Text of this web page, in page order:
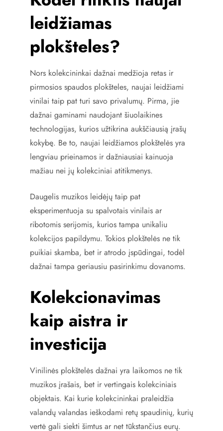
leidžiamas
plokšteles?
Nors kolekcininkai dažnai medžioja retas ir
pirmosios spaudos plokšteles, naujai leidžiami
vinilai taip pat turi savo privalumų. Pirma, jie
dažnai gaminami naudojant šiuolaikines
technologijas, kurios užtikrina aukščiausią įrašų
kokybę. Be to, naujai leidžiamos plokštelės yra
lengviau prieinamos ir dažniausiai kainuoja
mažiau nei jų kolekciniai atitikmenys.
Daugelis muzikos leidėjų taip pat
eksperimentuoja su spalvotais vinilais ar
ribotomis serijomis, kurios tampa unikaliu
kolekcijos papildymu. Tokios plokštelės ne tik
puikiai skamba, bet ir atrodo įspūdingai, todėl
dažnai tampa geriausiu pasirinkimu dovanoms.
Kolekcionavimas
kaip aistra ir
investicija
Vinilinės plokštelės dažnai yra laikomos ne tik
muzikos įrašais, bet ir vertingais kolekciniais
objektais. Kai kurie kolekcininkai praleidžia
valandų valandas ieškodami retų spaudinių, kurių
vertė gali siekti šimtus ar net tūkstančius eurų.